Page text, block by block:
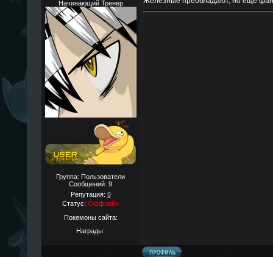
Начинающий Тренер
Группа: Пользователи
Сообщений: 9
Репутация: 0
Статус: Оффлайн
Покемоны сайта:
Награды: